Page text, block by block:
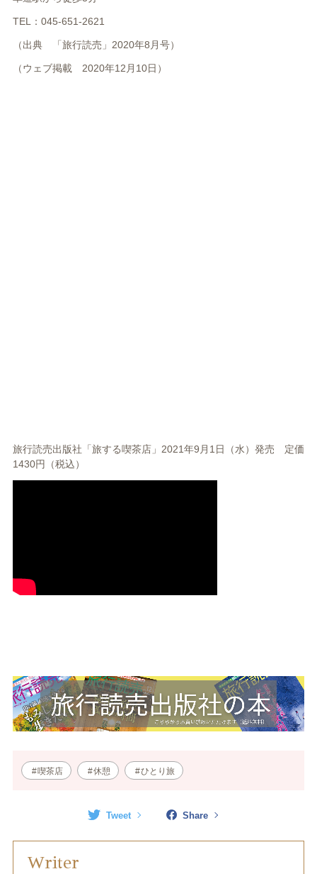
TEL：045-651-2621
（出典 「旅行読売」2020年8月号）
（ウェブ掲載 2020年12 月10日）
旅行読売出版社「旅する喫茶店」2021年9月1日（水）発売 定価
1430円（税込）
喫茶店 休憩 ひとり旅
Tweet Share
Writer